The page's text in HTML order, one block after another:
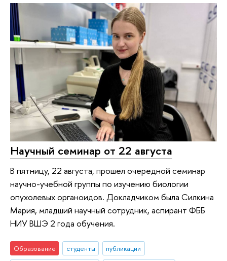
Научный семинар от 22 августа
В пятницу, 22 августа, прошел очередной семинар
научно-учебной группы по изучению биологии
опухолевых органоидов. Докладчиком была Силкина
Мария, младший научный сотрудник, аспирант ФББ
НИУ ВШЭ 2 года обучения.
Образование студенты
публикации